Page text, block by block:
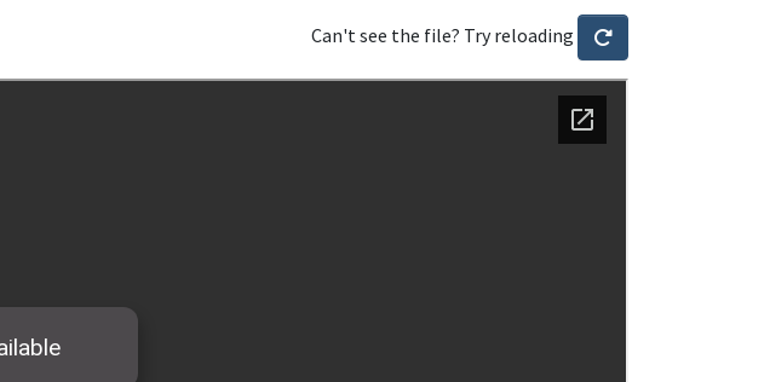
Can't see the file? Try reloading